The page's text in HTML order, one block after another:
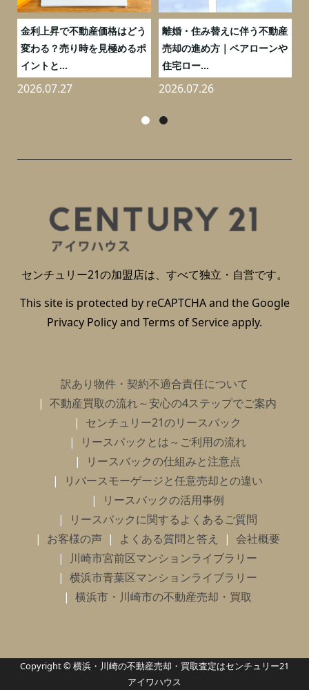
金利上昇で不動産価格はどう
変わる？売り時を見極めるポ
イントと...
2026.07.27
離婚・住み替えに伴う不動産
売却の進め方｜ペアローンや
住宅ロー...
2026.07.26
センチュリー21の加盟店は、すべて独立・自営です。
This site is protected by reCAPTCHA and the Google
Privacy Policyand Terms of Serviceapply.
訳あり物件・契約不適合責任について
不動産買取の流れ～安心の4ステップでご案内
センチュリー21のリースバック
リースバックとは～ご利用の流れ
リースバックの仕組みと注意点
リバースモーゲージと任意売却との違い
リースバックの活用事例
リースバックに関するよくあるご質問
お客様の声
よくある質問と答え
会社概要
川崎市宮前区マンションライブラリー
横浜市青葉区マンションライブラリー
横浜市・川崎市の不動産売却・買取
Copyright © 横浜・川崎の不動産売却・買取査定はセンチュリー21
アイワハウス